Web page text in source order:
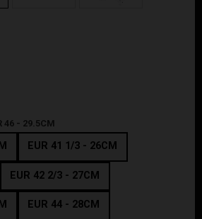
46 - 29.5CM
EUR 41 1/3 - 26CM
EUR 42 2/3 - 27CM
EUR 44 - 28CM